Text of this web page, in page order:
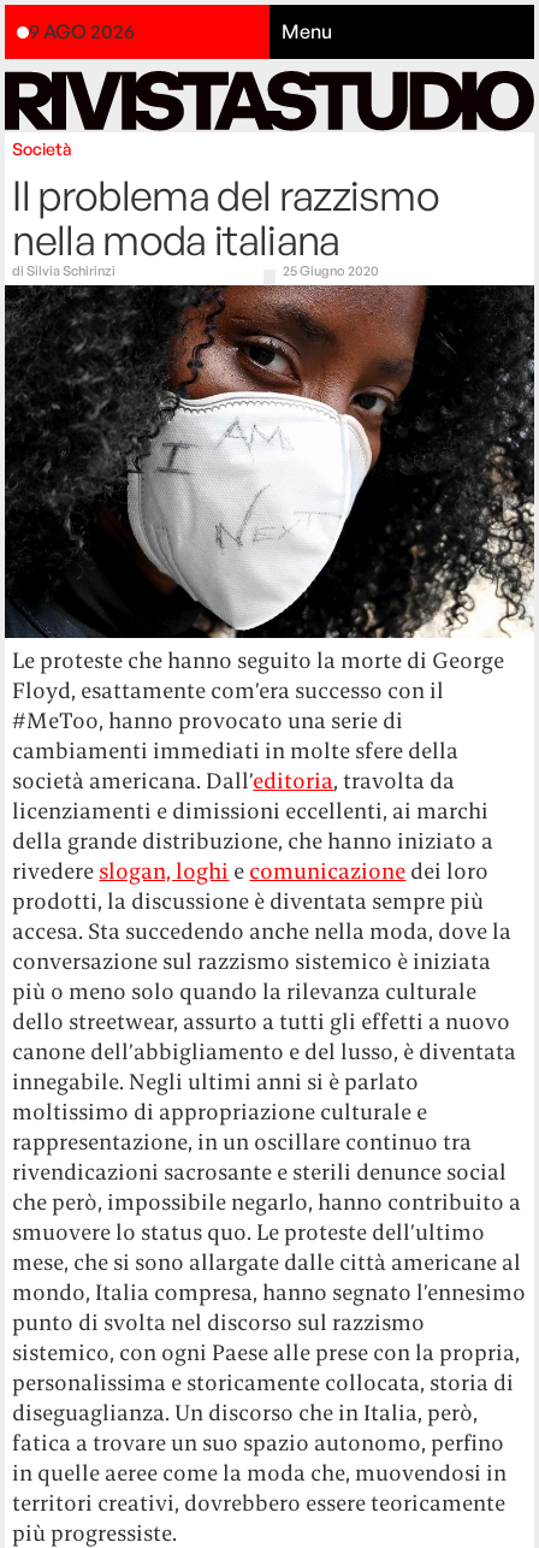
9 AGO 2026 Menu
Società
Il problema del razzismo
nella moda italiana
diSilvia Schirinzi 25 Giugno 2020
Le proteste che hanno seguito la morte di George
Floyd, esattamente com’era successo con il
#MeToo, hanno provocato una serie di
cambiamenti immediati in molte sfere della
società americana. Dall’editoria, travolta da
licenziamenti e dimissioni eccellenti, ai marchi
della grande distribuzione, che hanno iniziato a
rivedere slogan, loghi e comunicazione dei loro
prodotti, la discussione è diventata sempre più
accesa. Sta succedendo anche nella moda, dove la
conversazione sul razzismo sistemico è iniziata
più o meno solo quando la rilevanza culturale
dello streetwear, assurto a tutti gli effetti a nuovo
canone dell’abbigliamento e del lusso, è diventata
innegabile. Negli ultimi anni si è parlato
moltissimo di appropriazione culturale e
rappresentazione, in un oscillare continuo tra
rivendicazioni sacrosante e sterili denunce social
che però, impossibile negarlo, hanno contribuito a
smuovere lo status quo. Le proteste dell’ultimo
mese, che si sono allargate dalle città americane al
mondo, Italia compresa, hanno segnato l’ennesimo
punto di svolta nel discorso sul razzismo
sistemico, con ogni Paese alle prese con la propria,
personalissima e storicamente collocata, storia di
diseguaglianza. Un discorso che in Italia, però,
fatica a trovare un suo spazio autonomo, perfino
in quelle aeree come la moda che, muovendosi in
territori creativi, dovrebbero essere teoricamente
più progressiste.